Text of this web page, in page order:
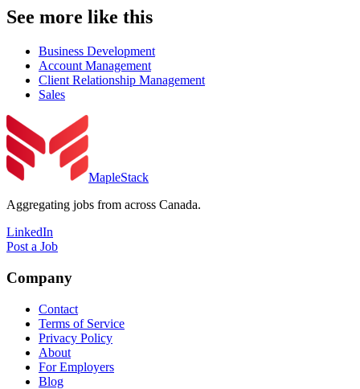
See more like this
Business Development
Account Management
Client Relationship Management
Sales
MapleStack
Aggregating jobs from across Canada.
LinkedIn
Post a Job
Company
Contact
Terms of Service
Privacy Policy
About
For Employers
Blog